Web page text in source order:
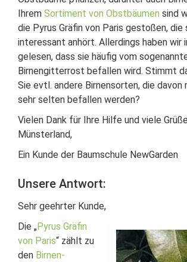
Ihrem Sortiment von Obstbäumen sind
die Pyrus Gräfin von Paris gestoßen, die
interessant anhört. Allerdings haben wir
gelesen, dass sie häufig vom
Birnengitterrost befallen wird. Stimmt
Sie evtl. andere Birnensorten, die davon
sehr selten befallen werden?
Vielen Dank für Ihre Hilfe und viele
Münsterland,
Ein Kunde der Baumschule NewGarden
Unsere Antwort:
Sehr geehrter Kunde,
Die „Pyrus Gräfin
von Paris“ zählt zu
den Birnen-